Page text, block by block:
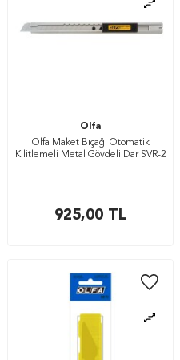
Olfa
Olfa Maket Bıçağı Otomatik
Kilitlemeli Metal Gövdeli Dar SVR-2
925,00 TL